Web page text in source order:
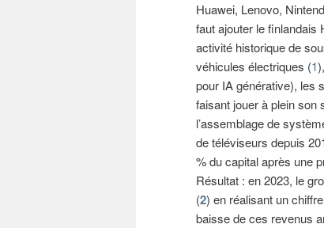
Huawei, Lenovo,
faut ajouter le finlandais
activité historique de
véhicules électriques (1
pour IA générative), les
faisant jouer à plein son
l’assemblage de
de téléviseurs depuis
% du capital après une
Résultat : en 2023, le
(2) en réalisant un
baisse de ces revenus